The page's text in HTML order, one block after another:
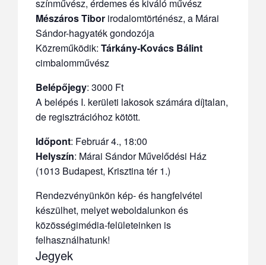
színművész, érdemes és kiváló művész
Mészáros Tibor irodalomtörténész, a Márai
Sándor-hagyaték gondozója
Közreműködik: Tárkány-Kovács Bálint
cimbalomművész
Belépőjegy: 3000 Ft
A belépés I. kerületi lakosok számára díjtalan,
de regisztrációhoz kötött.
Időpont: Február 4., 18:00
Helyszín: Márai Sándor Művelődési Ház
(1013 Budapest, Krisztina tér 1.)
Rendezvényünkön kép- és hangfelvétel
készülhet, melyet weboldalunkon és
közösségimédia-felületeinken is
felhasználhatunk!
Jegyek